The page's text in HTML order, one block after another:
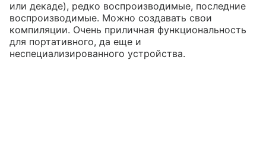
или декаде), редко воспроизводимые, последние
воспроизводимые. Можно создавать свои
компиляции. Очень приличная функциональность
для портативного, да еще и
неспециализированного устройства.